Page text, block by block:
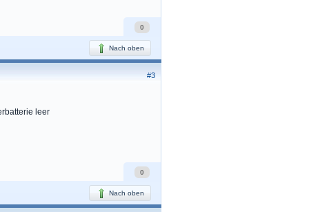
0
Nach oben
#3
leer
0
Nach oben